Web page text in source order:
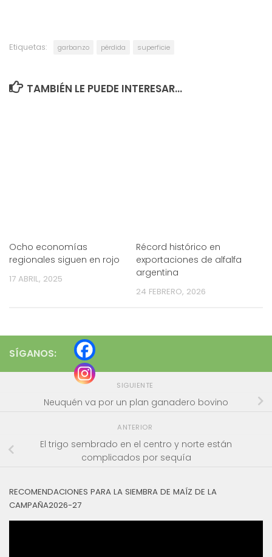
Etiquetas: garbanzo pérdida superficie
TAMBIÉN LE PUEDE INTERESAR...
Ocho economías
regionales siguen en rojo
17 ABRIL, 2025
Récord histórico en
exportaciones de alfalfa
argentina
24 FEBRERO, 2026
SÍGANOS:
SIGUIENTE
Neuquén va por un plan ganadero bovino
ANTERIOR
El trigo sembrado en el centro y norte están
complicados por sequía
RECOMENDACIONES PARA LA SIEMBRA DE MAÍZ DE LA
CAMPAÑA2026-27